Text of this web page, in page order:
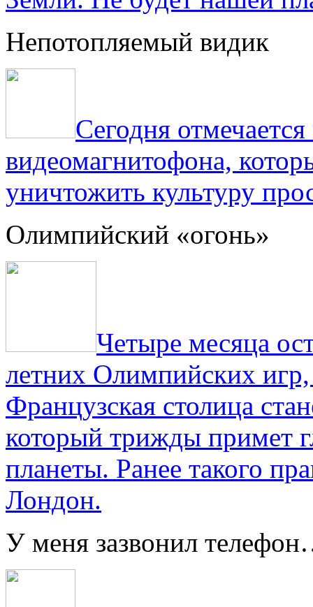
Непотопляемый видик
Сегодня
видеомагнитофона,
уничтожить культуру
Олимпийский «огонь»
Четыре месяца
летних Олимпийских
Французская столица
который трижды примет
планеты. Ранее такого
Лондон.
У меня зазвонил